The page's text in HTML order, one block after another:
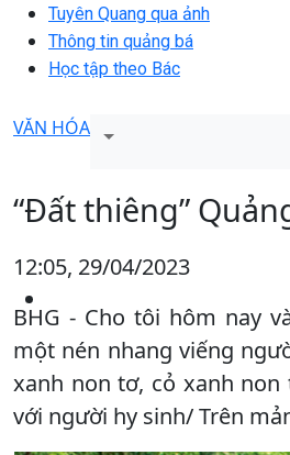
Tuyên Quang qua ảnh
Thông tin quảng bá
Học tập theo Bác
VĂN HÓA
“Đất thiêng”
12:05, 29/04/2023
BHG - Cho tôi hôm nay
một nén nhang viếng
xanh non tơ, cỏ xanh
với người hy sinh/ Trên